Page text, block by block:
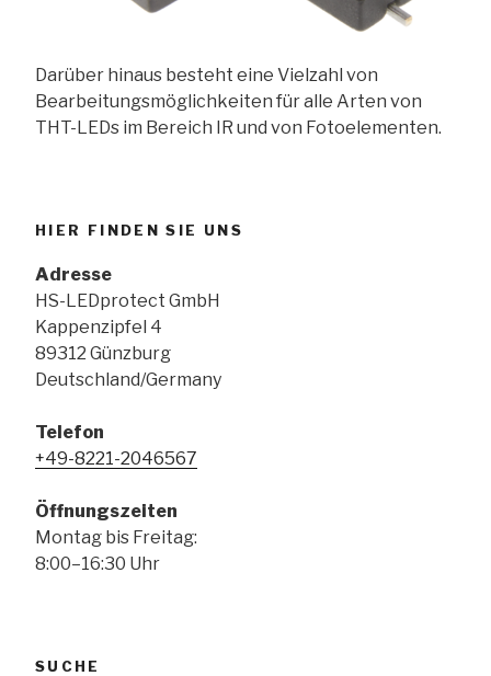
Darüber hinaus besteht eine Vielzahl von
Bearbeitungsmöglichkeiten für alle Arten von
THT-LEDs im Bereich IR und von Fotoelementen.
HIER FINDEN SIE UNS
Adresse
HS-LEDprotect GmbH
Kappenzipfel 4
89312 Günzburg
Deutschland/Germany
Telefon
+49-8221-2046567
Öffnungszeiten
Montag bis Freitag:
8:00–16:30 Uhr
SUCHE